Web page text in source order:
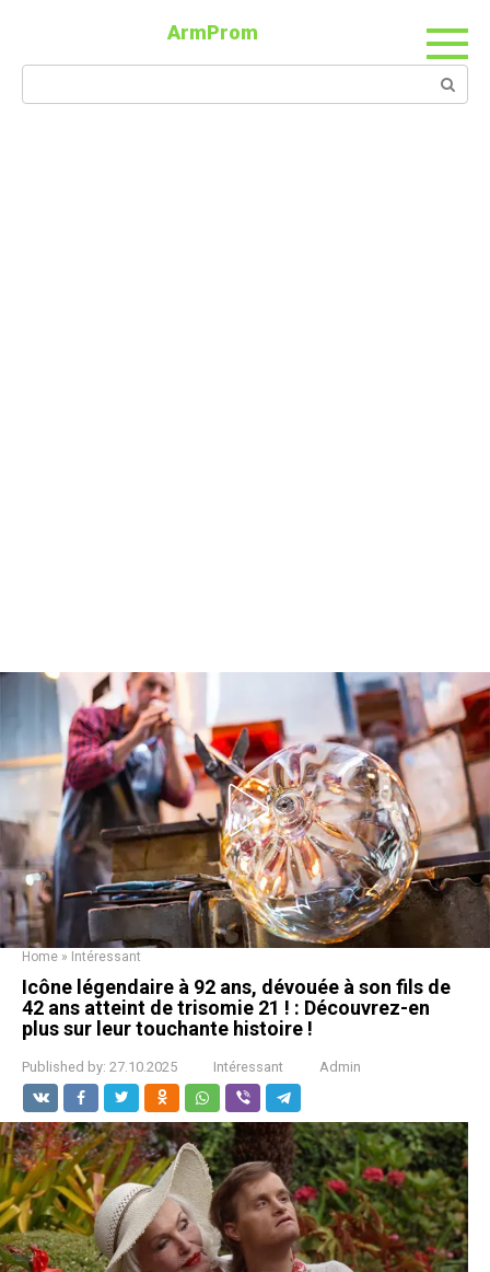
ArmProm
Home » Intéressant
Icône légendaire à 92 ans, dévouée à son fils de
42 ans atteint de trisomie 21 ! : Découvrez-en
plus sur leur touchante histoire !
Published by: 27.10.2025 Intéressant Admin